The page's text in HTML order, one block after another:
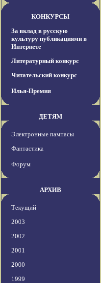
КОНКУРСЫ
За вклад в русскую
культуру публикациями в
Интернете
Литературный конкурс
Читательский конкурс
Илья-Премия
ДЕТЯМ
Электронные пампасы
Фантастика
Форум
АРХИВ
Текущий
2003
2002
2001
2000
1999